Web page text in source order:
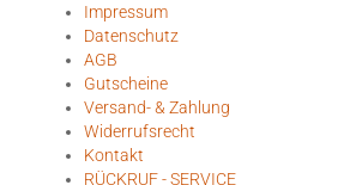
Impressum
Datenschutz
AGB
Gutscheine
Versand- & Zahlung
Widerrufsrecht
Kontakt
RÜCKRUF - SERVICE